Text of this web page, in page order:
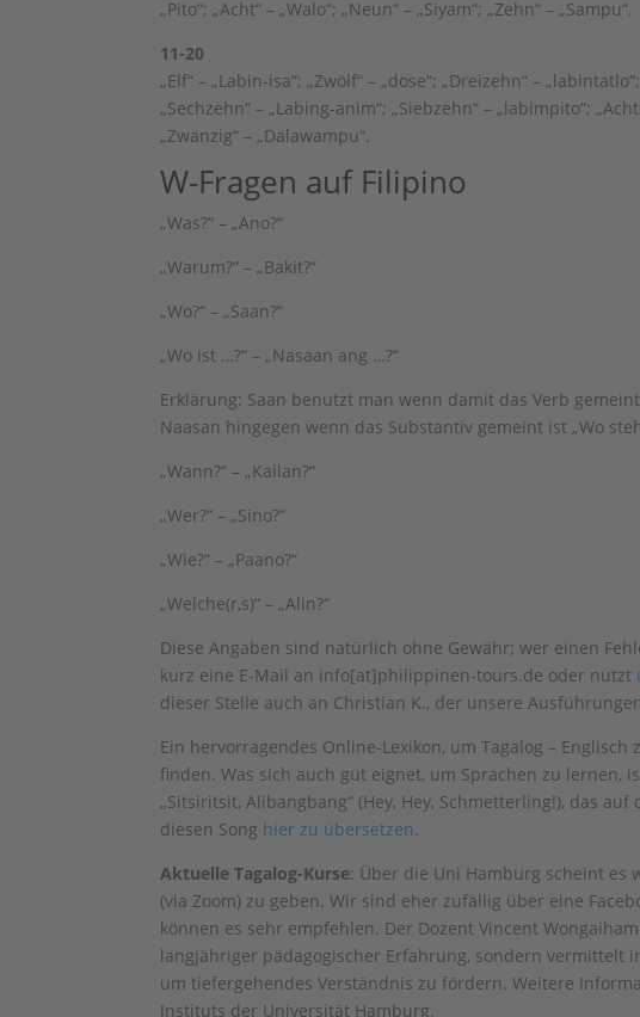
„Pito“; „Acht“ – „Walo“; „Neun“ – „Siyam“; „Zehn“ – „Sampu“.
11-20
„Elf“ – „Labin-isa“; „Zwölf“ – „dose“; „Dreizehn“ –
„Sechzehn“ – „Labing-anim“; „Siebzehn“ – „labimpito“;
„Zwanzig“ – „Dalawampu“.
W-Fragen auf Filipino
„Was?“ – „Ano?“
„Warum?“ – „Bakit?“
„Wo?“ – „Saan?“
„Wo ist …?“ – „Nasaan ang …?“
Erklärung: Saan benutzt man wenn damit das Verb
Naasan hingegen wenn das Substantiv gemeint ist „Wo
„Wann?“ – „Kailan?“
„Wer?“ – „Sino?“
„Wie?“ – „Paano?“
„Welche(r,s)“ – „Alin?“
Diese Angaben sind natürlich ohne Gewähr; wer einen
kurz eine E-Mail an info[at]philippinen-tours.de oder nutzt
dieser Stelle auch an Christian K., der unsere
Ein hervorragendes Online-Lexikon, um Tagalog –
finden. Was sich auch gut eignet, um Sprachen zu lernen,
„Sitsiritsit, Alibangbang“ (Hey, Hey, Schmetterling!), das
diesen Song hier zu übersetzen.
Aktuelle Tagalog-Kurse: Über die Uni Hamburg scheint es
(via Zoom) zu geben. Wir sind eher zufällig über eine
können es sehr empfehlen. Der Dozent Vincent
langjähriger pädagogischer Erfahrung, sondern vermittelt
um tiefergehendes Verständnis zu fördern. Weitere
Instituts der Universität Hamburg.